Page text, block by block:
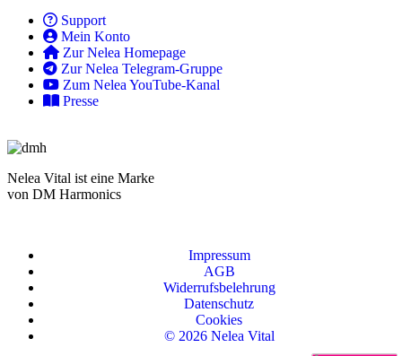
Support
Mein Konto
Zur Nelea Homepage
Zur Nelea Telegram-Gruppe
Zum Nelea YouTube-Kanal
Presse
Nelea Vital ist eine Marke
von DM Harmonics
Impressum
AGB
Widerrufsbelehrung
Datenschutz
Cookies
© 2026 Nelea Vital